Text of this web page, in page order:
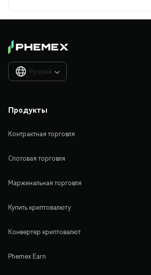
Русский 
Продукты
Контрактная торговля
Спотовая торговля
Маржинальная торговля
Купить криптовалюту
Конвертер криптовалют
Phemex Earn